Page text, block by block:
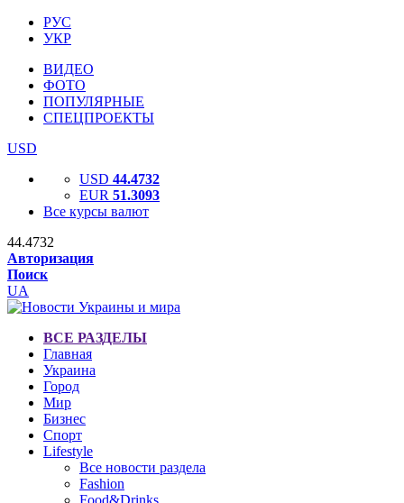
РУС
УКР
ВИДЕО
ФОТО
ПОПУЛЯРНЫЕ
СПЕЦПРОЕКТЫ
USD
USD 44.4732
EUR 51.3093
Все курсы валют
44.4732
Авторизация
Поиск
UA
ВСЕ РАЗДЕЛЫ
Главная
Украина
Город
Мир
Бизнес
Спорт
Lifestyle
Все новости раздела
Fashion
Food&Drinks